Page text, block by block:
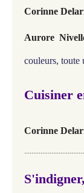
Corinne
Aurore
couleurs, toute
Cuisiner
Corinne